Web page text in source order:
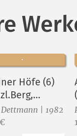
Höfe (6)
Viertel
| 1982
€